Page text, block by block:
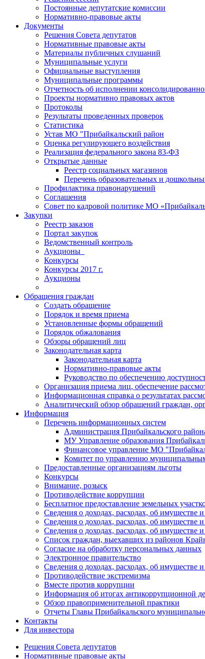
Постоянные депутатские комиссии
Нормативно-правовые акты
Документы
Решения Совета депутатов
Нормативные правовые акты
Материалы публичных слушаний
Муниципальные услуги
Официальные выступления
Муниципальные программы
Отчетность об исполнении
Проекты нормативно правовых актов
Протоколы
Результаты проведенных проверок
Статистика
Устав МО "Прибайкальский район
Оценка регулирующего воздействия
Реализация федерального закона 83-ФЗ
Открытые данные
Реестр социальных магазинов
Перечень образовательных и
Профилактика правонарушений
Соглашения
Совет по кадровой политике МО
Закупки
Реестр заказов
Портал закупок
Ведомственный контроль
Аукционы_
Конкурсы
Конкурсы 2017 г.
Аукционы
Обращения граждан
Создать обращение
Порядок и время приема
Установленные формы обращений
Порядок обжалования
Обзоры обращений лиц
Законодательная карта
Законодательная карта
Нормативно-правовые акты
Руководство по обеспечению
Организация приема лиц, обеспечение
Информационная справка о результатах
Аналитический обзор обращений граждан,
Информация
Перечень информационных систем
Администрация Прибайкальского
МУ Управление образования
Финансовое управление МО
Комитет по управлению
Предоставленные организациям льготы
Конкурсы
Внимание, розыск
Противодействие коррупции
Бесплатное предоставление земельных
Сведения о доходах, расходах, об имуществе
Сведения о доходах, расходах, об имуществе
Сведения о доходах, расходах, об имуществе
Список граждан, выехавших из районов
Согласие на обработку персональных данных
Электронное правительство
Сведения о доходах, расходах, об имуществе
Противодействие экстремизма
Вместе против коррупции
Информация об итогах антикоррупционной
Обзор правоприменительной практики
Отчеты Главы Прибайкальского
Контакты
Для инвестора
Решения Совета депутатов
Нормативные правовые акты